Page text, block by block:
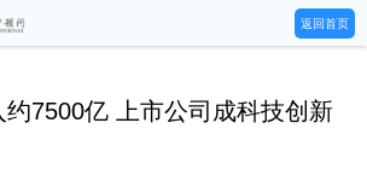
返回首页
约7500亿 上市公司成科技创新